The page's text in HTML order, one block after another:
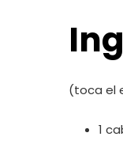
(toca el
1